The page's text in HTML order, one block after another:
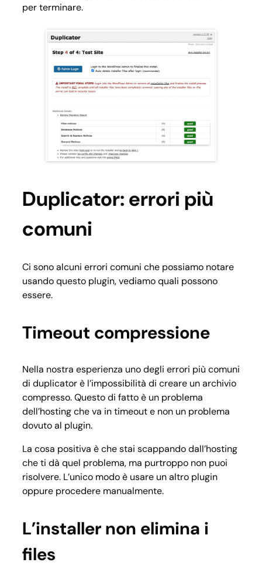
per terminare.
Duplicator: errori più
comuni
Ci sono alcuni errori comuni che possiamo notare
usando questo plugin, vediamo quali possono
essere.
Timeout compressione
Nella nostra esperienza uno degli errori più comuni
di duplicator è l’impossibilità di creare un archivio
compresso. Questo di fatto è un problema
dell’hosting che va in timeout e non un problema
dovuto al plugin.
La cosa positiva è che stai scappando dall’hosting
che ti dà quel problema, ma purtroppo non puoi
risolvere. L’unico modo è usare un altro plugin
oppure procedere manualmente.
L’installer non elimina i
files